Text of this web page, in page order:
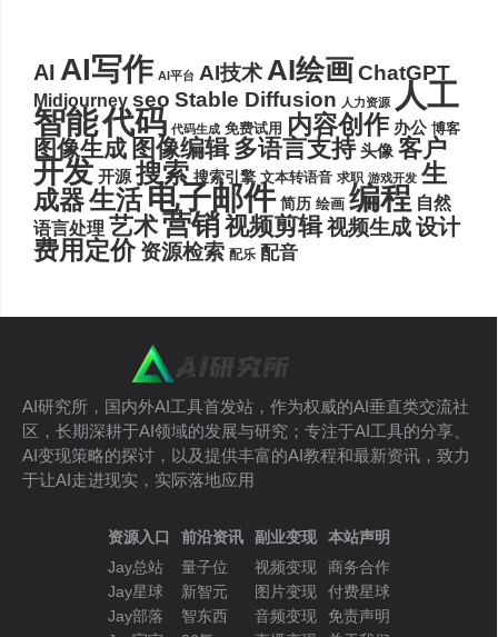
AI AI写作 AI平台 AI技术AI绘画ChatGPT
Midjourney seo Stable Diffusion 人力资源 人工
智能代码 代码生成 免费试用 内容创作 办公 博客
图像生成 图像编辑 多语言支持 头像 客户
开发 开源 搜索 搜索引擎 文本转语音 求职 游戏开发 生
成器生活电子邮件 简历 绘画 编程 自然
语言处理 艺术营销视频剪辑视频生成设计
费用定价 资源检索 配乐 配音
AI研究所，国内外AI工具首发站，作为权威的AI垂直类交流社
区，长期深耕于AI领域的发展与研究；专注于AI工具的分享、
AI变现策略的探讨，以及提供丰富的AI教程和最新资讯，致力
于让AI走进现实，实际落地应用
资源入口
Jay总站
Jay星球
Jay部落
前沿资讯
量子位
新智元
智东西
副业变现
视频变现
图片变现
音频变现
本站声明
商务合作
付费星球
免责声明